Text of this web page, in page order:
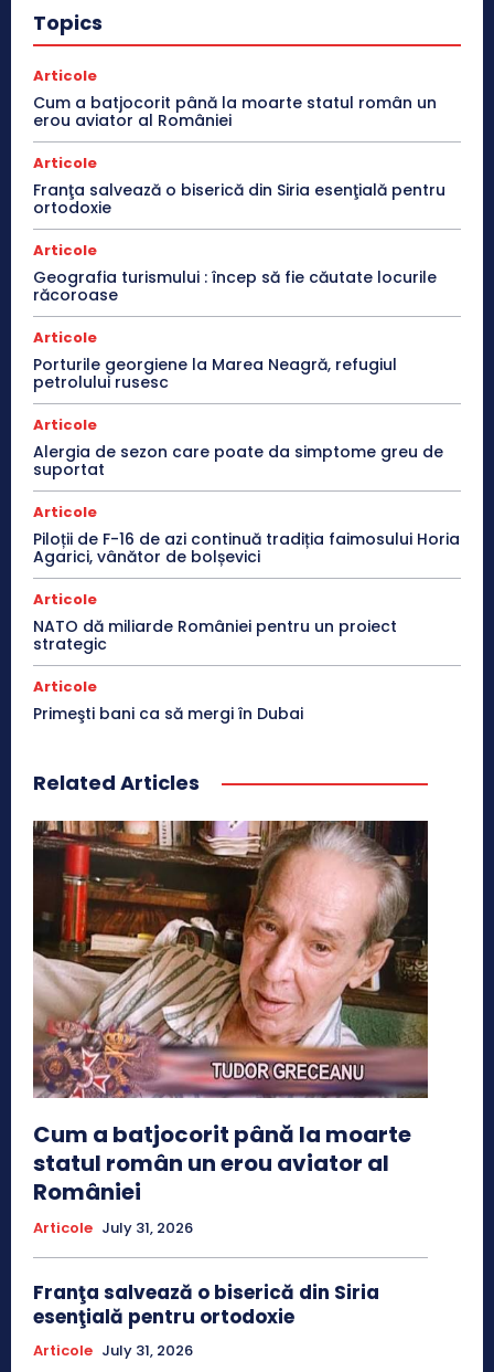
Topics
Articole
Cum a batjocorit până la moarte statul român un
erou aviator al României
Articole
Franţa salvează o biserică din Siria esenţială pentru
ortodoxie
Articole
Geografia turismului : încep să fie căutate locurile
răcoroase
Articole
Porturile georgiene la Marea Neagră, refugiul
petrolului rusesc
Articole
Alergia de sezon care poate da simptome greu de
suportat
Articole
Piloții de F-16 de azi continuă tradiția faimosului Horia
Agarici, vânător de bolșevici
Articole
NATO dă miliarde României pentru un proiect
strategic
Articole
Primeşti bani ca să mergi în Dubai
Related Articles
Cum a batjocorit până la moarte
statul român un erou aviator al
României
Articole July 31, 2026
Franţa salvează o biserică din Siria
esenţială pentru ortodoxie
Articole July 31, 2026